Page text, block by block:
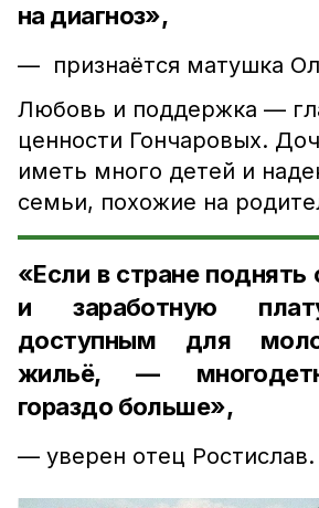
на диагноз»,
— признаётся матушка
Любовь и поддержка —
ценности Гончаровых.
иметь много детей и
семьи, похожие на
«Если в стране поднять
и заработную
доступным для
жильё, —
гораздо больше»,
— уверен отец Ростислав.